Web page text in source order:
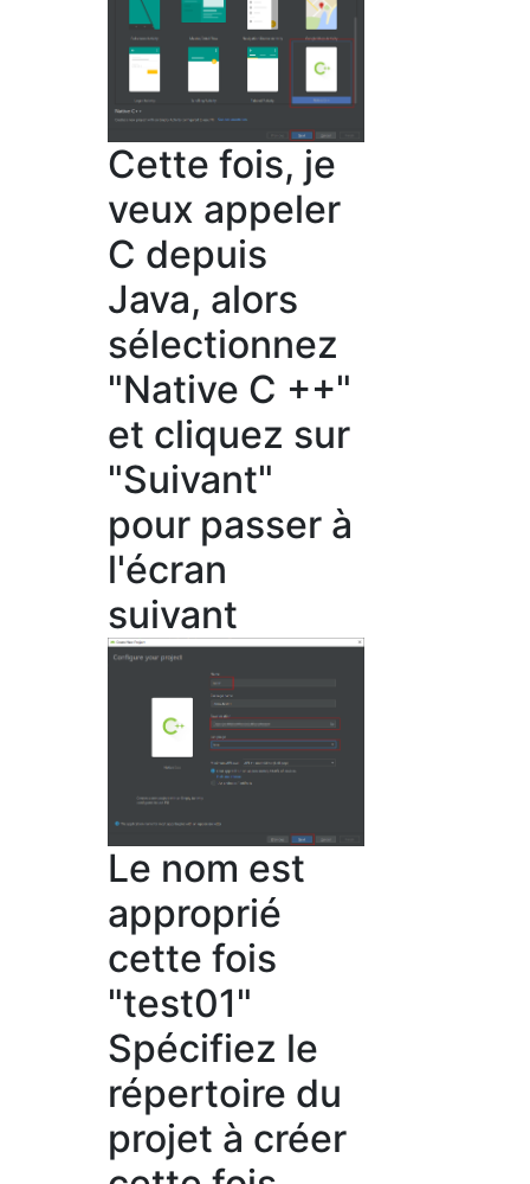
Cette fois, je
veux appeler
C depuis
Java, alors
sélectionnez
"Native C ++"
et cliquez sur
"Suivant"
pour passer à
l'écran
suivant
Le nom est
approprié
cette fois
"test01"
Spécifiez le
répertoire du
projet à créer